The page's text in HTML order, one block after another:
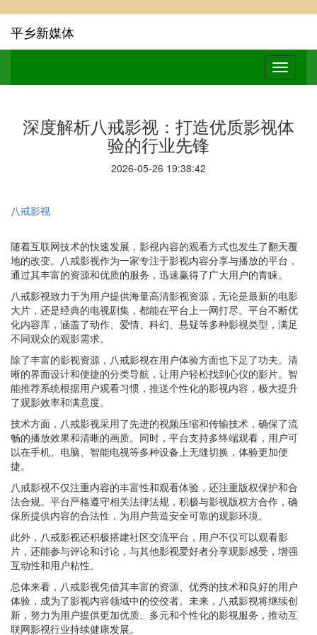
平乡新媒体
深度解析八戒影视：打造优质影视体
验的行业先锋
2026-05-26 19:38:42
八戒影视
随着互联网技术的快速发展，影视内容的观看方式也发生了翻天覆
地的改变。八戒影视作为一家专注于影视内容分享与播放的平台，
通过其丰富的资源和优质的服务，迅速赢得了广大用户的青睐。
八戒影视致力于为用户提供海量高清影视资源，无论是最新的电影
大片，还是经典的电视剧集，都能在平台上一网打尽。平台不断优
化内容库，涵盖了动作、爱情、科幻、悬疑等多种影视类型，满足
不同观众的观影需求。
除了丰富的影视资源，八戒影视在用户体验方面也下足了功夫。清
晰的界面设计和便捷的分类导航，让用户轻松找到心仪的影片。智
能推荐系统根据用户观看习惯，推送个性化的影视内容，极大提升
了观影效率和满意度。
技术方面，八戒影视采用了先进的视频压缩和传输技术，确保了流
畅的播放效果和清晰的画质。同时，平台支持多终端观看，用户可
以在手机、电脑、智能电视等多种设备上无缝切换，体验更加便
捷。
八戒影视不仅注重内容的丰富性和观看体验，还注重版权保护和合
法合规。平台严格遵守相关法律法规，积极与影视版权方合作，确
保所提供内容的合法性，为用户营造安全可靠的观影环境。
此外，八戒影视还积极搭建社区交流平台，用户不仅可以观看影
片，还能参与评论和讨论，与其他影视爱好者分享观影感受，增强
互动性和用户粘性。
总体来看，八戒影视凭借其丰富的资源、优秀的技术和良好的用户
体验，成为了影视内容领域中的佼佼者。未来，八戒影视将继续创
新，努力为用户提供更加优质、多元和个性化的影视服务，推动互
联网影视行业持续健康发展。